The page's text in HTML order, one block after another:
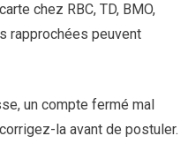
chez RBC, TD, BMO,
rapprochées peuvent
un compte fermé mal
la avant de postuler.